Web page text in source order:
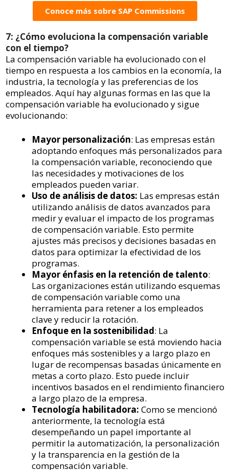
Conoce más sobre SAP Commissions
7: ¿Cómo evoluciona la compensación variable
con el tiempo?
La compensación variable ha evolucionado con el
tiempo en respuesta a los cambios en la economía, la
industria, la tecnología y las preferencias de los
empleados. Aquí hay algunas formas en las que la
compensación variable ha evolucionado y sigue
evolucionando:
Mayor personalización: Las empresas están
adoptando enfoques más personalizados para
la compensación variable, reconociendo que
las necesidades y motivaciones de los
empleados pueden variar.
Uso de análisis de datos: Las empresas están
utilizando análisis de datos avanzados para
medir y evaluar el impacto de los programas
de compensación variable. Esto permite
ajustes más precisos y decisiones basadas en
datos para optimizar la efectividad de los
programas.
Mayor énfasis en la retención de talento:
Las organizaciones están utilizando esquemas
de compensación variable como una
herramienta para retener a los empleados
clave y reducir la rotación.
Enfoque en la sostenibilidad: La
compensación variable se está moviendo hacia
enfoques más sostenibles y a largo plazo en
lugar de recompensas basadas únicamente en
metas a corto plazo. Esto puede incluir
incentivos basados en el rendimiento financiero
a largo plazo de la empresa.
Tecnología habilitadora: Como se mencionó
anteriormente, la tecnología está
desempeñando un papel importante al
permitir la automatización, la personalización
y la transparencia en la gestión de la
compensación variable.